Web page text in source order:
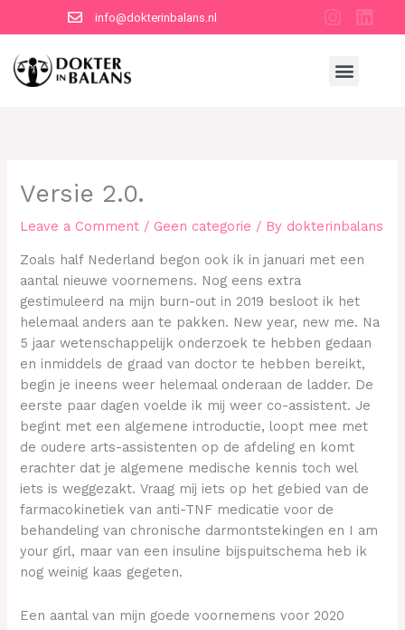
content
info@dokterinbalans.nl
Menu
Versie 2.0.
Leave a Comment / Geen categorie / By dokterinbalans
Zoals half Nederland begon ook ik in januari met een
aantal nieuwe voornemens. Nog eens extra
gestimuleerd na mijn burn-out in 2019 besloot ik het
helemaal anders aan te pakken. New year, new me. Na
5 jaar wetenschappelijk onderzoek te hebben gedaan
en inmiddels de graad van doctor te hebben bereikt,
begin je ineens weer helemaal onderaan de ladder. De
eerste paar dagen voelde ik mij weer co-assistent. Je
begint met een algemene introductie, loopt mee met
de oudere arts-assistenten op de afdeling en komt
erachter dat je algemene medische kennis toch wel
iets is weggezakt. Vraag mij iets op het gebied van de
farmacokinetiek van anti-TNF medicatie voor de
behandeling van chronische darmontstekingen en I am
your girl, maar van een insuline bijspuitschema heb ik
nog weinig kaas gegeten.
Een aantal van mijn goede voornemens voor 2020